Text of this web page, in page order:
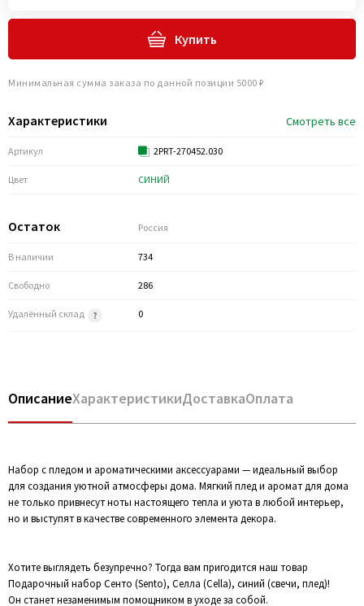
Характеристики Смотреть все
Артикул 2PRT-270452.030
Цвет СИНИЙ
Остаток Россия
В наличии 734
Свободно 286
Удалённый склад 0
Купить
Минимальная сумма заказа по данной позиции 5000 ₽
ОписаниеХарактеристикиДоставкаОплата
Набор с пледом и ароматическими аксессуарами — идеальный выбор
для создания уютной атмосферы дома. Мягкий плед и аромат для дома
не только привнесут ноты настоящего тепла и уюта в любой интерьер,
но и выступят в качестве современного элемента декора.
Хотите выглядеть безупречно? Тогда вам пригодится наш товар
Подарочный набор Сенто (Sento), Селла (Cella), синий (свечи, плед)!
Он станет незаменимым помощником в уходе за собой.